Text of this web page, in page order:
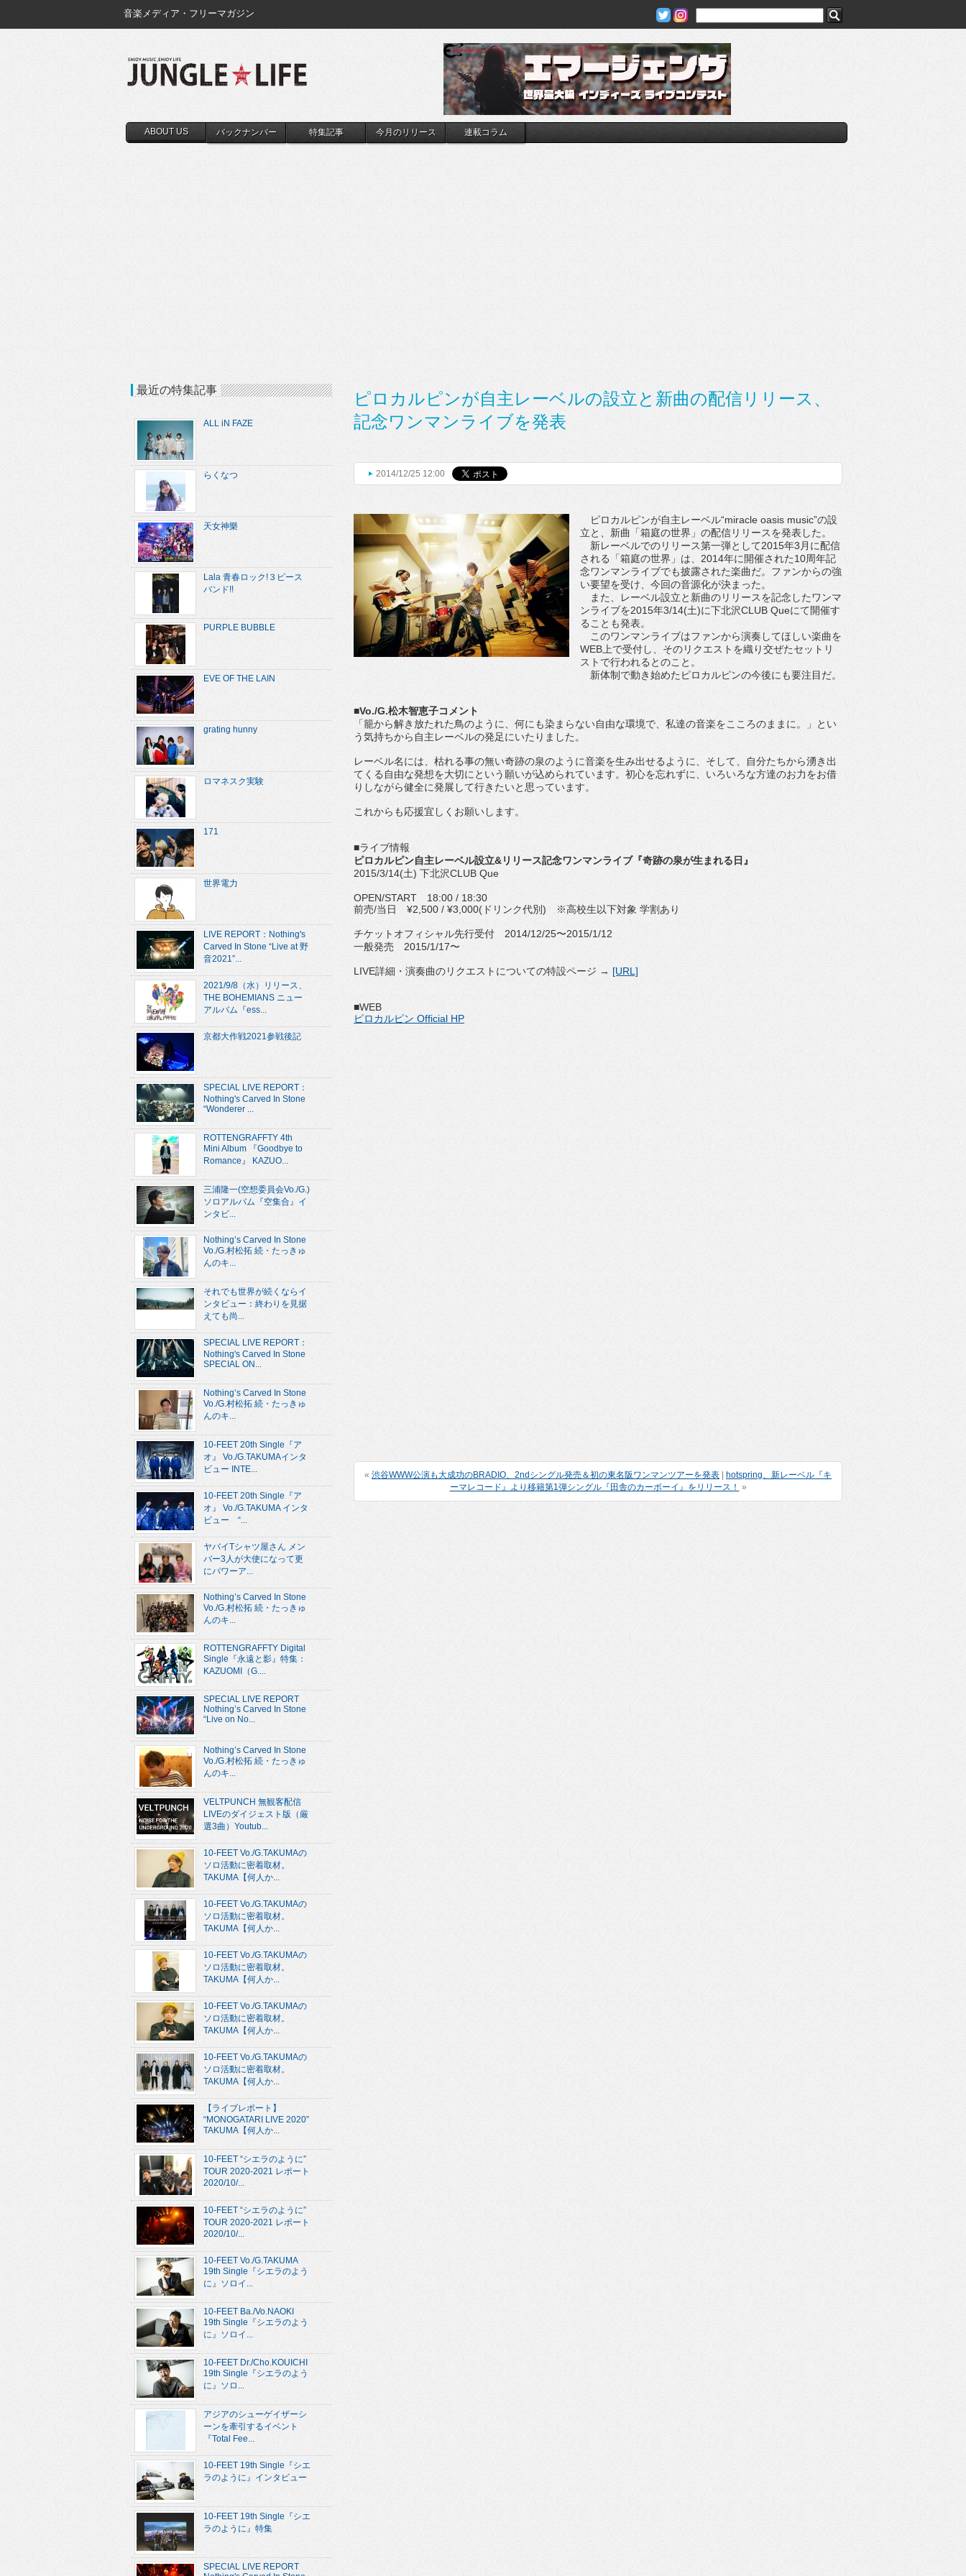
音楽メディア・フリーマガジン
ABOUT US バックナンバー 特集記事 今月のリリース 連載コラム
ピロカルピンが自主レーベルの設立と新曲の配信リリース、
記念ワンマンライブを発表
2014/12/25 12:00
ピロカルピンが自主レーベル“miracle oasis music”の設
立と、新曲「箱庭の世界」の配信リリースを発表した。
新レーベルでのリリース第一弾として2015年3月に配信
される「箱庭の世界」は、2014年に開催された10周年記
念ワンマンライブでも披露された楽曲だ。ファンからの強
い要望を受け、今回の音源化が決まった。
また、レーベル設立と新曲のリリースを記念したワンマ
ンライブを2015年3/14(土)に下北沢CLUB Queにて開催す
ることも発表。
このワンマンライブはファンから演奏してほしい楽曲を
WEB上で受付し、そのリクエストを織り交ぜたセットリ
ストで行われるとのこと。
新体制で動き始めたピロカルピンの今後にも要注目だ。
■Vo./G.松木智恵子コメント
「籠から解き放たれた鳥のように、何にも染まらない自由な環境で、私達の音楽をこころのままに。」とい
う気持ちから自主レーベルの発足にいたりました。
レーベル名には、枯れる事の無い奇跡の泉のように音楽を生み出せるように、そして、自分たちから湧き出
てくる自由な発想を大切にという願いが込められています。初心を忘れずに、いろいろな方達のお力をお借
りしながら健全に発展して行きたいと思っています。
これからも応援宜しくお願いします。
■ライブ情報
ピロカルピン自主レーベル設立&リリース記念ワンマンライブ『奇跡の泉が生まれる日』
2015/3/14(土) 下北沢CLUB Que
OPEN/START 18:00 / 18:30
前売/当日 ¥2,500 / ¥3,000(ドリンク代別) ※高校生以下対象 学割あり
チケットオフィシャル先行受付 2014/12/25〜2015/1/12
一般発売 2015/1/17〜
LIVE詳細・演奏曲のリクエストについての特設ページ → [URL]
■WEB
ピロカルピン Official HP
« 渋谷WWW公演も大成功のBRADIO、2ndシングル発売＆初の東名阪ワンマンツアーを発表
hotspring、新レーベル『キ
ーマレコード』より移籍第1弾シングル『田舎のカーボーイ』をリリース！ »
最近の特集記事
ALL iN FAZE
らくなつ
天女神樂
Lala 青春ロック!３ピース
バンド!!
PURPLE BUBBLE
EVE OF THE LAIN
grating hunny
ロマネスク実験
171
世界電力
LIVE REPORT：Nothing's
Carved In Stone “Live at 野
音2021”...
2021/9/8（水）リリース、
THE BOHEMIANS ニュー
アルバム『ess...
京都大作戦2021参戦後記
SPECIAL LIVE REPORT：
Nothing's Carved In Stone
“Wonderer ...
ROTTENGRAFFTY 4th
Mini Album 『Goodbye to
Romance』 KAZUO...
三浦隆一(空想委員会Vo./G.)
ソロアルバム『空集合』イ
ンタビ...
Nothing’s Carved In Stone
Vo./G.村松拓 続・たっきゅ
んのキ...
それでも世界が続くならイ
ンタビュー：終わりを見据
えても尚...
SPECIAL LIVE REPORT：
Nothing's Carved In Stone
SPECIAL ON...
Nothing’s Carved In Stone
Vo./G.村松拓 続・たっきゅ
んのキ...
10-FEET 20th Single『ア
オ』 Vo./G.TAKUMAインタ
ビュー INTE...
10-FEET 20th Single『ア
オ』 Vo./G.TAKUMA インタ
ビュー “...
ヤバイTシャツ屋さん メン
バー3人が大使になって更
にパワーア...
Nothing’s Carved In Stone
Vo./G.村松拓 続・たっきゅ
んのキ...
ROTTENGRAFFTY Digital
Single『永遠と影』特集：
KAZUOMI（G....
SPECIAL LIVE REPORT
Nothing’s Carved In Stone
“Live on No...
Nothing’s Carved In Stone
Vo./G.村松拓 続・たっきゅ
んのキ...
VELTPUNCH 無観客配信
LIVEのダイジェスト版（厳
選3曲）Youtub...
10-FEET Vo./G.TAKUMAの
ソロ活動に密着取材。
TAKUMA【何人か...
10-FEET Vo./G.TAKUMAの
ソロ活動に密着取材。
TAKUMA【何人か...
10-FEET Vo./G.TAKUMAの
ソロ活動に密着取材。
TAKUMA【何人か...
10-FEET Vo./G.TAKUMAの
ソロ活動に密着取材。
TAKUMA【何人か...
10-FEET Vo./G.TAKUMAの
ソロ活動に密着取材。
TAKUMA【何人か...
【ライブレポート】
“MONOGATARI LIVE 2020”
TAKUMA【何人か...
10-FEET “シエラのように”
TOUR 2020-2021 レポート
2020/10/...
10-FEET “シエラのように”
TOUR 2020-2021 レポート
2020/10/...
10-FEET Vo./G.TAKUMA
19th Single『シエラのよう
に』ソロイ...
10-FEET Ba./Vo.NAOKI
19th Single『シエラのよう
に』ソロイ...
10-FEET Dr./Cho.KOUICHI
19th Single『シエラのよう
に』ソロ...
アジアのシューゲイザーシ
ーンを牽引するイベント
『Total Fee...
10-FEET 19th Single『シエ
ラのように』インタビュー
10-FEET 19th Single『シエ
ラのように』特集
SPECIAL LIVE REPORT